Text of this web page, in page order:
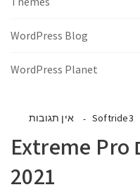
Softride3 אין תגובות
אופניים חשמליים Extreme Pro
2021
WordPress Blog
WordPress Planet